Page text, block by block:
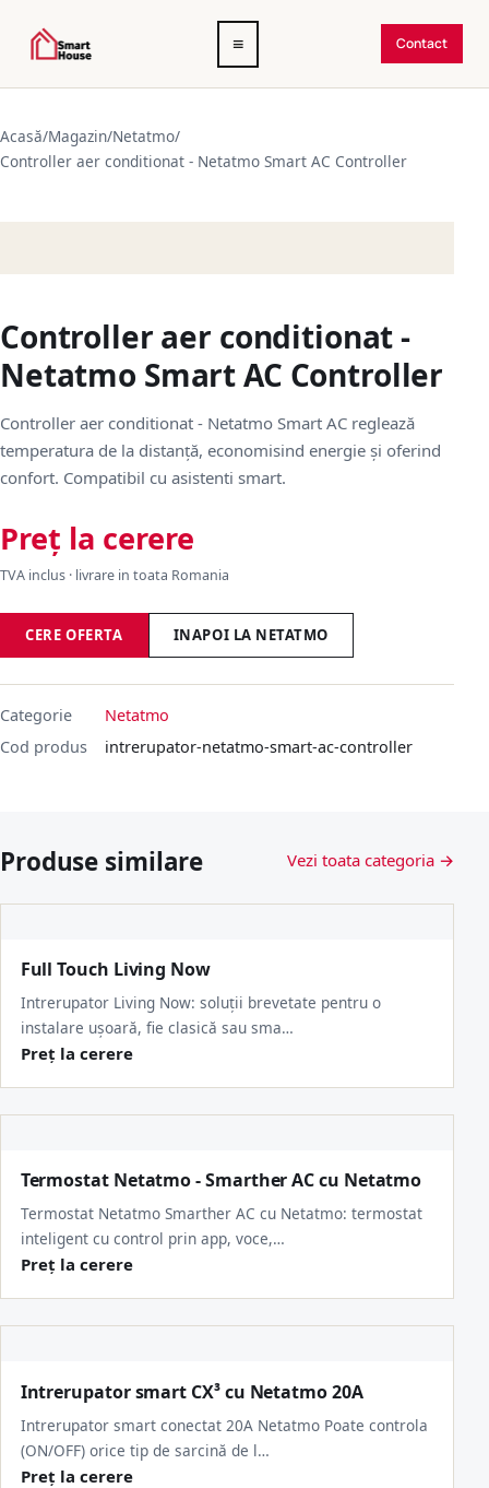
Deschide
meniul
≡ Contact
Acasă/Magazin/Netatmo/
Controller aer conditionat - Netatmo Smart AC Controller
Controller aer conditionat -
Netatmo Smart AC Controller
Controller aer conditionat - Netatmo Smart AC reglează
temperatura de la distanță, economisind energie și oferind
confort. Compatibil cu asistenti smart.
Preț la cerere
TVA inclus · livrare in toata Romania
CERE OFERTA INAPOI LA NETATMO
Categorie
Netatmo
Cod produs
intrerupator-netatmo-smart-ac-controller
Produse similare Vezi toata categoria →
Full Touch Living Now
Intrerupator Living Now: soluții brevetate pentru o
instalare ușoară, fie clasică sau sma…
Preț la cerere
Termostat Netatmo - Smarther AC cu Netatmo
Termostat Netatmo Smarther AC cu Netatmo: termostat
inteligent cu control prin app, voce,…
Preț la cerere
Intrerupator smart CX³ cu Netatmo 20A
Intrerupator smart conectat 20A Netatmo Poate controla
(ON/OFF) orice tip de sarcină de l…
Preț la cerere